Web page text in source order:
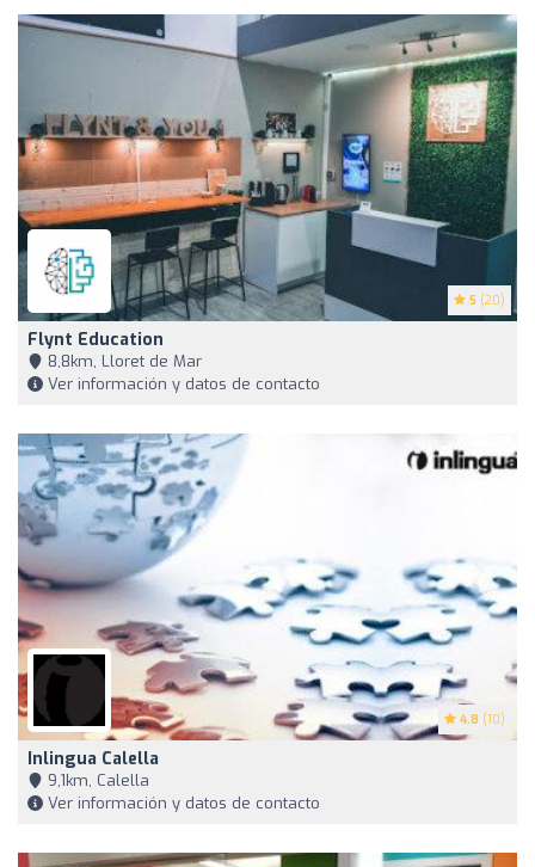
5 (20)
Flynt Education
8,8km, Lloret de Mar
Ver información y datos de contacto
4.8 (10)
Inlingua Calella
9,1km, Calella
Ver información y datos de contacto